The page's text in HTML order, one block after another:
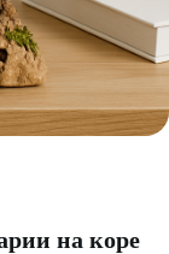
на коре